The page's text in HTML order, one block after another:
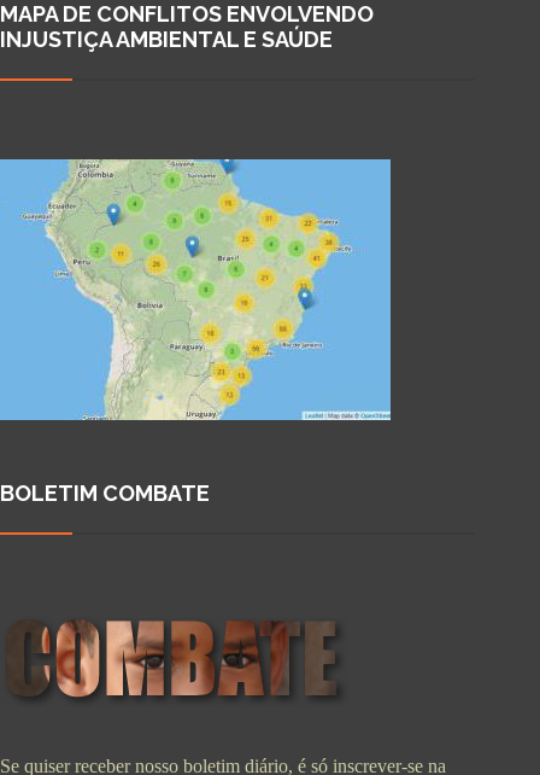
MAPA DE CONFLITOS ENVOLVENDO
INJUSTIÇA AMBIENTAL E SAÚDE
BOLETIM COMBATE
Se quiser receber nosso boletim diário, é só inscrever-se na